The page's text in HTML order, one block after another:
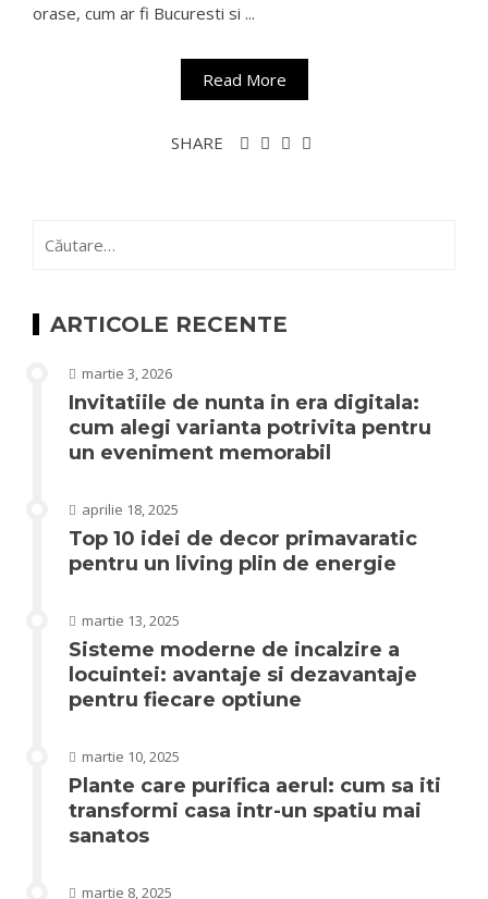
orase, cum ar fi Bucuresti si ...
Read More
SHARE
după:
ARTICOLE RECENTE
martie 3, 2026
Invitatiile de nunta in era digitala:
cum alegi varianta potrivita pentru
un eveniment memorabil
aprilie 18, 2025
Top 10 idei de decor primavaratic
pentru un living plin de energie
martie 13, 2025
Sisteme moderne de incalzire a
locuintei: avantaje si dezavantaje
pentru fiecare optiune
martie 10, 2025
Plante care purifica aerul: cum sa iti
transformi casa intr-un spatiu mai
sanatos
martie 8, 2025